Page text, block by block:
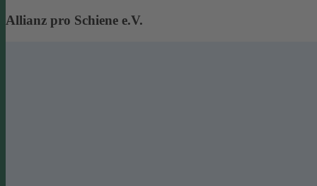
Allianz pro Schiene e.V.